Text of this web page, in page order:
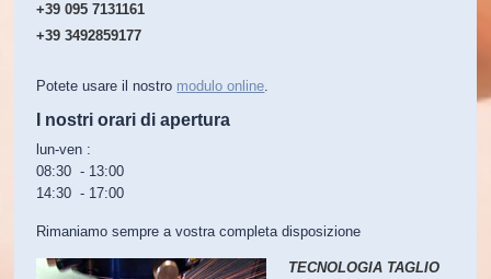
+39 095 7131161
+39 3492859177
Potete usare il nostro modulo online.
I nostri orari di apertura
lun-ven :
08:30 - 13:00
14:30 - 17:00
Rimaniamo sempre a vostra completa disposizione
TECNOLOGIA TAGLIO